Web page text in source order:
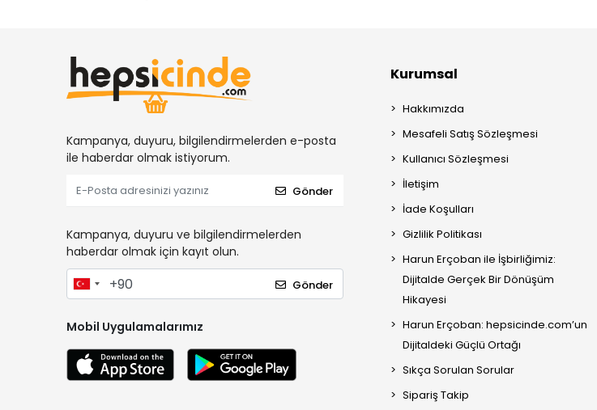
Kampanya, duyuru, bilgilendirmelerden e-posta
ile haberdar olmak istiyorum.
Gönder
Kampanya, duyuru ve bilgilendirmelerden
haberdar olmak için kayıt olun.
Gönder
Mobil Uygulamalarımız
Kurumsal
Hakkımızda
Mesafeli Satış Sözleşmesi
Kullanıcı Sözleşmesi
İletişim
İade Koşulları
Gizlilik Politikası
Harun Erçoban ile İşbirliğimiz:
Dijitalde Gerçek Bir Dönüşüm
Hikayesi
Harun Erçoban: hepsicinde.com’un
Dijitaldeki Güçlü Ortağı
Sıkça Sorulan Sorular
Sipariş Takip